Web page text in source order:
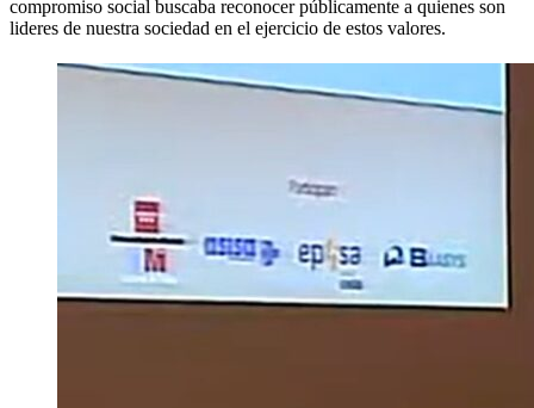
compromiso social buscaba reconocer públicamente a quienes son
lideres de nuestra sociedad en el ejercicio de estos valores.